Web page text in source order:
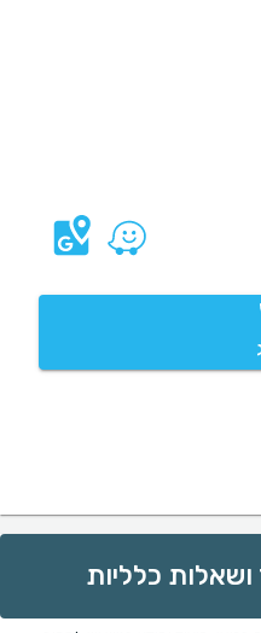
כלליות